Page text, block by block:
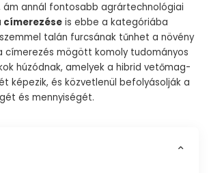
ám annál fontosabb agrártechnológiai
címerezése is ebbe a kategóriába
talán furcsának tűnhet a növény
címerezés mögött komoly tudományos
húzódnak, amelyek a hibrid vetőmag-
képezik, és közvetlenül befolyásolják a
és mennyiségét.